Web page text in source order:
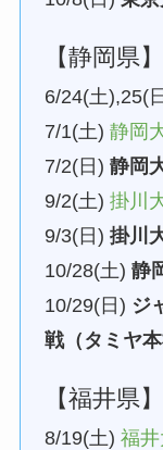
【静岡県】
6/24(土),25(
7/1(土)静岡
7/2(日)静岡
9/2(土)掛川
9/3(日)掛川
10/28(土)静
10/29(日) ジ
戦（タミヤ本
【福井県】
8/19(土)福